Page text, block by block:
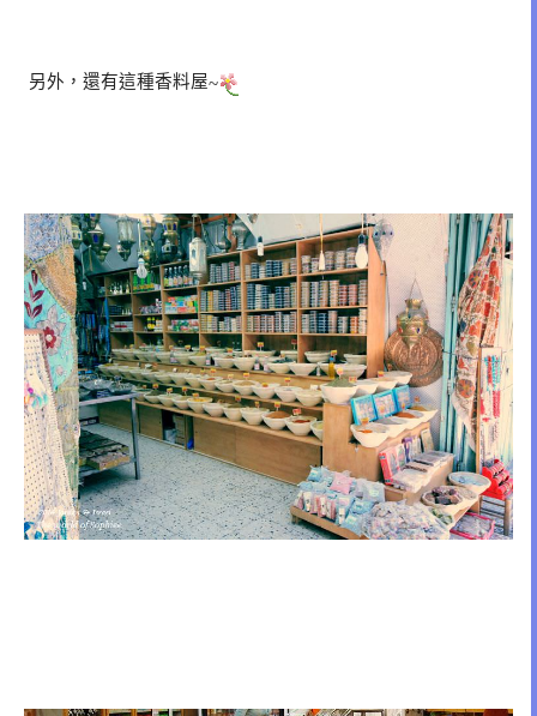
另外，還有這種香料屋~